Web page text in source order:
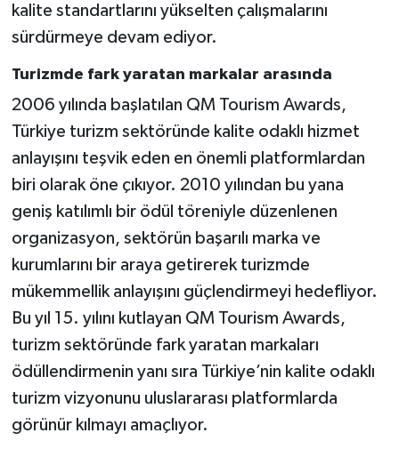
kalite standartlarını yükselten çalışmalarını
sürdürmeye devam ediyor.
Turizmde fark yaratan markalar arasında
2006 yılında başlatılan QM Tourism Awards,
Türkiye turizm sektöründe kalite odaklı hizmet
anlayışını teşvik eden en önemli platformlardan
biri olarak öne çıkıyor. 2010 yılından bu yana
geniş katılımlı bir ödül töreniyle düzenlenen
organizasyon, sektörün başarılı marka ve
kurumlarını bir araya getirerek turizmde
mükemmellik anlayışını güçlendirmeyi hedefliyor.
Bu yıl 15. yılını kutlayan QM Tourism Awards,
turizm sektöründe fark yaratan markaları
ödüllendirmenin yanı sıra Türkiye’nin kalite odaklı
turizm vizyonunu uluslararası platformlarda
görünür kılmayı amaçlıyor.